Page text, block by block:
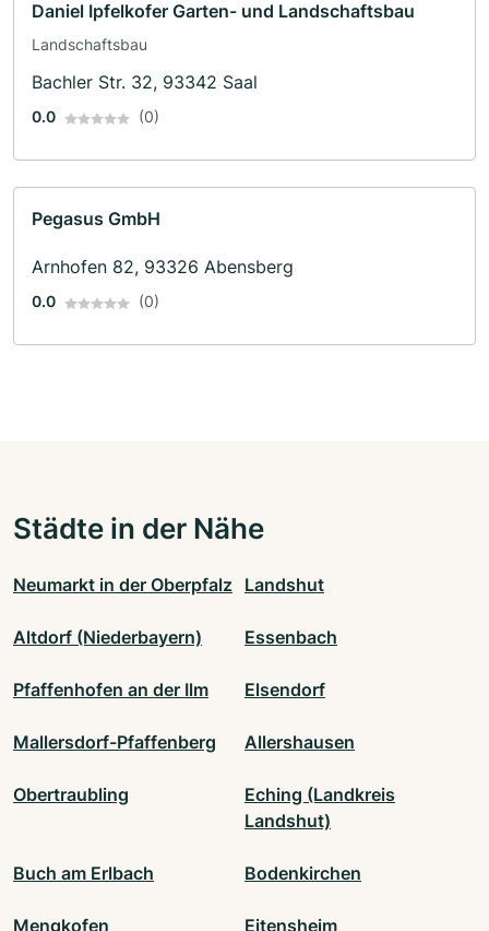
Daniel Ipfelkofer Garten- und Landschaftsbau
Landschaftsbau
Bachler Str. 32, 93342 Saal
0.0 (0)
Pegasus GmbH
Arnhofen 82, 93326 Abensberg
0.0 (0)
Städte in der Nähe
Neumarkt in der Oberpfalz Landshut
Altdorf (Niederbayern) Essenbach
Pfaffenhofen an der Ilm Elsendorf
Mallersdorf-Pfaffenberg Allershausen
Obertraubling
Eching (Landkreis
Landshut)
Buch am Erlbach Bodenkirchen
Mengkofen Eitensheim